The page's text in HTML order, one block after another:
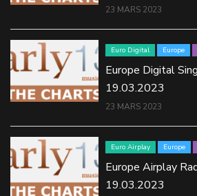
23 MARS 2023
Euro Digital Europe
Europe Digital
19.03.2023
23 MARS 2023
Euro Airplay Europe
Europe Airplay
19.03.2023